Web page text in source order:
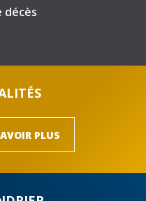
décès
PLUS